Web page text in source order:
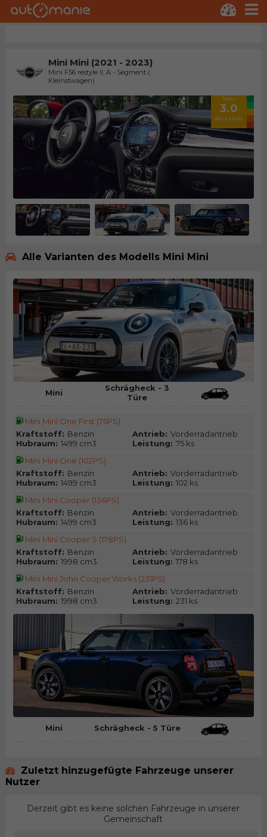
Mini Mini (2021 - 2023)
Mini F56 restyle II, A - Segment (
Kleinstwagen)
Note
3.0
der Fahrer
Alle Varianten des Modells Mini Mini
Mini
Schrägheck - 3
Türe
Mini Mini One First (75PS)
Kraftstoff: Benzin Antrieb: Vorderradantrieb
Hubraum: 1499 cm3 Leistung: 75 ks
Mini Mini One (102PS)
Kraftstoff: Benzin Antrieb: Vorderradantrieb
Hubraum: 1499 cm3 Leistung: 102 ks
Mini Mini Cooper (136PS)
Kraftstoff: Benzin Antrieb: Vorderradantrieb
Hubraum: 1499 cm3 Leistung: 136 ks
Mini Mini Cooper S (178PS)
Kraftstoff: Benzin Antrieb: Vorderradantrieb
Hubraum: 1998 cm3 Leistung: 178 ks
Mini Mini John Cooper Works (231PS)
Kraftstoff: Benzin Antrieb: Vorderradantrieb
Hubraum: 1998 cm3 Leistung: 231 ks
Mini Schrägheck - 5 Türe
Zuletzt hinzugefügte Fahrzeuge unserer
Nutzer
Derzeit gibt es keine solchen Fahrzeuge in unserer
Gemeinschaft